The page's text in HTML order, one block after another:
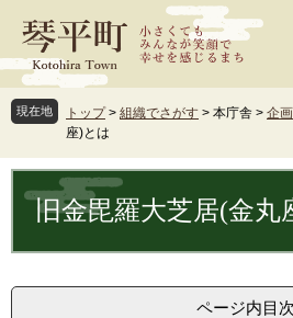
ジ
先
頭
す
ュ
を
飛
し
現在地 トップ > 組織でさがす > 本庁舎 > 企
座)とは
文
旧金毘羅大芝居(金丸
ページ内目次